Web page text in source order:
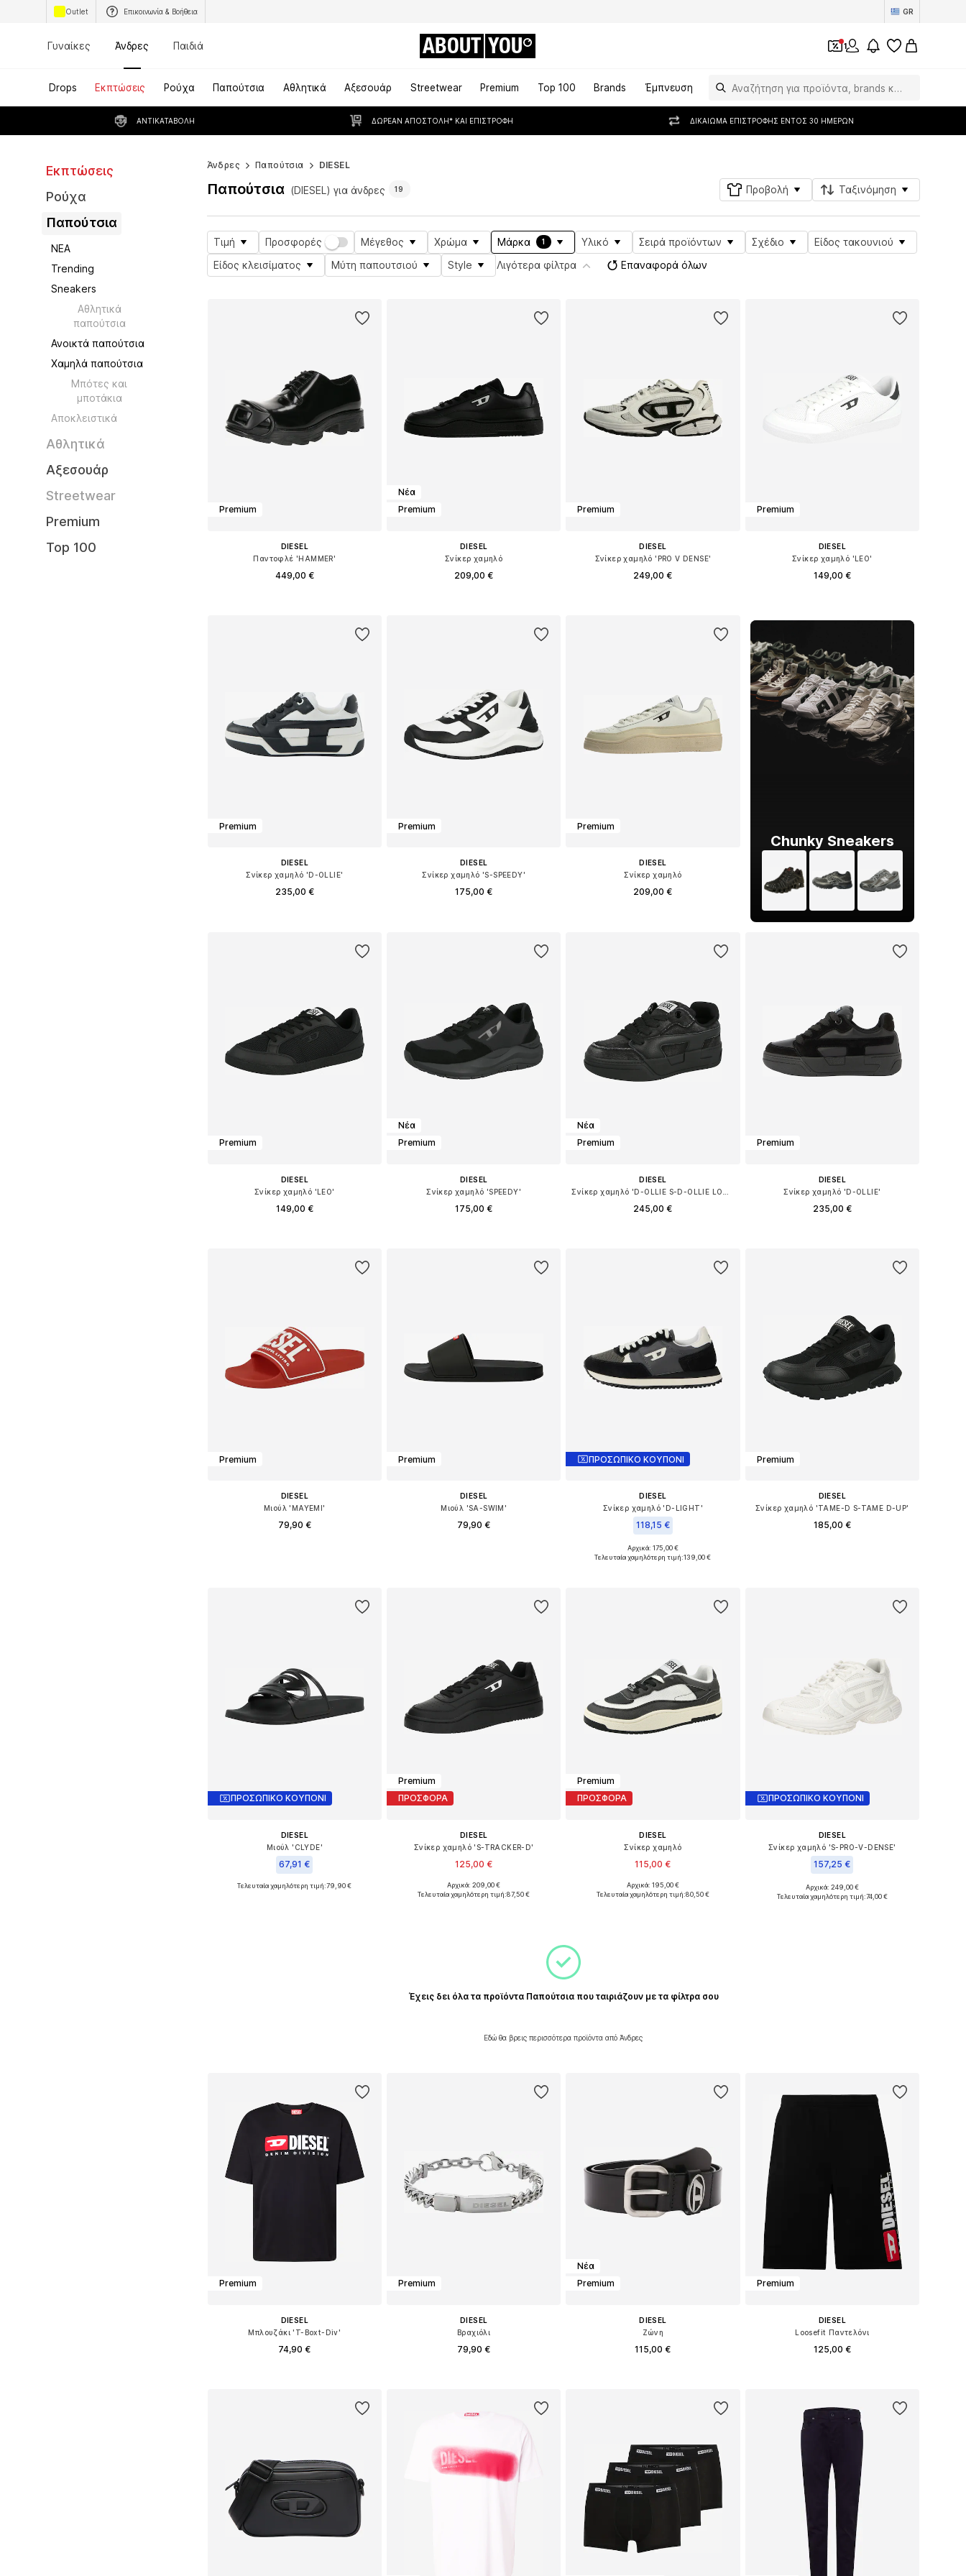
Outlet Επικοινωνία & Βοήθεια GR
Γυναίκες Άνδρες Παιδιά ABOUT YOU 1
Drops Εκπτώσεις Ρούχα Παπούτσια Αθλητικά Αξεσουάρ Streetwear Premium Top 100 Brands Έμπνευση
ΑΝΤΙΚΑΤΑΒΟΛΉ ΔΩΡΕΆΝ ΑΠΟΣΤΟΛΉ* ΚΑΙ ΕΠΙΣΤΡΟΦΉ ΔΙΚΑΊΩΜΑ ΕΠΙΣΤΡΟΦΉΣ ΕΝΤΌΣ 30 ΗΜΕΡΏΝ
Εκπτώσεις
Ρούχα
Παπούτσια
ΝΕΑ
Trending
Sneakers
Αθλητικά
παπούτσια
Ανοικτά παπούτσια
Χαμηλά παπούτσια
Μπότες και
μποτάκια
Aποκλειστικά
Αθλητικά
Αξεσουάρ
Streetwear
Premium
Top 100
Άνδρες Παπούτσια DIESEL
Παπούτσια (DIESEL) για άνδρες 19 Προβολή Ταξινόμηση
Τιμή Προσφορές Μέγεθος Χρώμα Μάρκα 1 Υλικό Σειρά προϊόντων Σχέδιο
Είδος τακουνιού
Είδος κλεισίματος
Μύτη παπουτσιού Style Λιγότερα φίλτρα Επαναφορά όλων
Premium
DIESEL
Παντοφλέ 'HAMMER'
449,00 €
Νέα
Premium
DIESEL
Σνίκερ χαμηλό
209,00 €
Premium
DIESEL
Σνίκερ χαμηλό 'PRO V DENSE'
249,00 €
Premium
DIESEL
Σνίκερ χαμηλό 'LEO'
149,00 €
Προσθήκη στο καλάθι
Premium
DIESEL
Σνίκερ χαμηλό 'D-OLLIE'
235,00 €
Premium
DIESEL
Σνίκερ χαμηλό 'S-SPEEDY'
175,00 €
Premium
DIESEL
Σνίκερ χαμηλό
209,00 €
Chunky Sneakers
Premium
DIESEL
Σνίκερ χαμηλό 'LEO'
149,00 €
Νέα
Premium
DIESEL
Σνίκερ χαμηλό 'SPEEDY'
175,00 €
Νέα
Premium
DIESEL
245,00 €
Premium
DIESEL
Σνίκερ χαμηλό 'D-OLLIE'
235,00 €
Premium
DIESEL
Μιούλ 'MAYEMI'
79,90 €
Premium
DIESEL
Μιούλ 'SA-SWIM'
79,90 €
ΠΡΟΣΩΠΙΚΟ ΚΟΥΠΟΝΙ
DIESEL
Σνίκερ χαμηλό 'D-LIGHT'
118,15 €
Διαθέσιμα μεγέθη: 44
Αρχικά: 175,00 €
Τελευταία χαμηλότερη τιμή:139,00 €
Premium
DIESEL
Σνίκερ χαμηλό 'TAME-D S-TAME D-UP'
185,00 €
ΠΡΟΣΩΠΙΚΟ ΚΟΥΠΟΝΙ
DIESEL
Μιούλ 'CLYDE'
67,91 €
Διαθέσιμα μεγέθη: 44
Τελευταία χαμηλότερη τιμή:79,90 €
Premium
ΠΡΟΣΦΟΡΑ
DIESEL
Σνίκερ χαμηλό 'S-TRACKER-D'
125,00 €
Διαθέσιμα μεγέθη: 40, 41, 45
Αρχικά: 209,00 €
Τελευταία χαμηλότερη τιμή:87,50 €
Premium
ΠΡΟΣΦΟΡΑ
DIESEL
Σνίκερ χαμηλό
115,00 €
Διαθέσιμα μεγέθη: 40
Αρχικά: 195,00 €
Τελευταία χαμηλότερη τιμή:80,50 €
ΠΡΟΣΩΠΙΚΟ ΚΟΥΠΟΝΙ
DIESEL
Σνίκερ χαμηλό 'S-PRO-V-DENSE'
157,25 €
Διαθέσιμα μεγέθη: 41
Αρχικά: 249,00 €
Τελευταία χαμηλότερη τιμή:74,00 €
Έχεις δει όλα τα προϊόντα Παπούτσια που ταιριάζουν με τα φίλτρα σου
Εδώ θα βρεις περισσότερα προϊόντα από Άνδρες
Premium
DIESEL
Μπλουζάκι 'T-Boxt-Div'
74,90 €
Premium
DIESEL
Βραχιόλι
79,90 €
Νέα
Premium
DIESEL
Ζώνη
115,00 €
Premium
DIESEL
Loosefit Παντελόνι
125,00 €